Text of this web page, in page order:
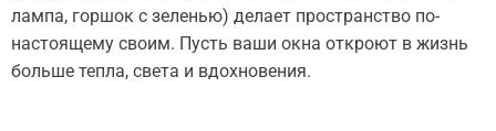
лампа, горшок с зеленью) делает пространство по-
настоящему своим. Пусть ваши окна откроют в жизнь
больше тепла, света и вдохновения.